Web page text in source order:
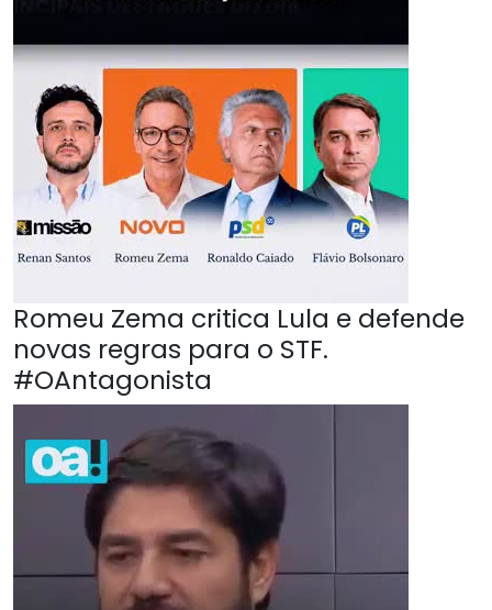
Romeu Zema critica Lula e defende
novas regras para o STF.
#OAntagonista